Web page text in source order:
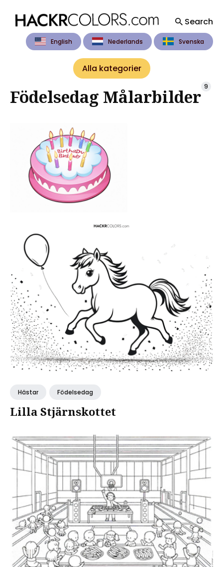
Search
English Nederlands Svenska
Search
Alla kategorier
Födelsedag Målarbilder 9
Hästar Födelsedag
Lilla Stjärnskottet